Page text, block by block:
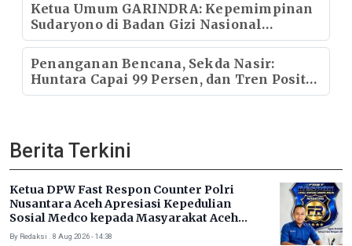
Ketua Umum GARINDRA: Kepemimpinan
Sudaryono di Badan Gizi Nasional
Menentukan Kualitas Generasi dan Arah
Pembangunan Indonesia
Penanganan Bencana, Sekda Nasir:
Huntara Capai 99 Persen, dan Tren Positif
Pemulihan Infrastruktur
Berita Terkini
Ketua DPW Fast Respon Counter Polri
Nusantara Aceh Apresiasi Kepedulian
Sosial Medco kepada Masyarakat Aceh
Timur
By Redaksi . 8 Aug 2026 - 14:38